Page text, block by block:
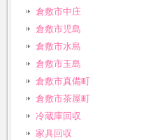
倉敷市中庄
倉敷市児島
倉敷市水島
倉敷市玉島
倉敷市真備町
倉敷市茶屋町
冷蔵庫回収
家具回収